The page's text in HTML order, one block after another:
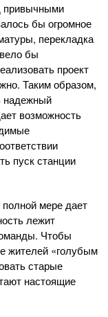
привычными
бы огромное
перекладка
бы
проект
Таким образом,
надежный
возможность
пуск станции
мере дает
лежит
Чтобы
жителей «голубым
старые
настоящие